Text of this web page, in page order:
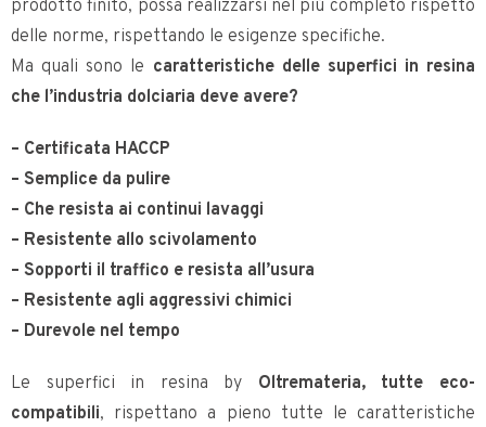
prodotto finito, possa realizzarsi nel più completo rispetto
delle norme, rispettando le esigenze specifiche.
Ma quali sono le caratteristiche delle superfici in resina
che l’industria dolciaria deve avere?
– Certificata HACCP
– Semplice da pulire
– Che resista ai continui lavaggi
– Resistente allo scivolamento
– Sopporti il traffico e resista all’usura
– Resistente agli aggressivi chimici
– Durevole nel tempo
Le superfici in resina by Oltremateria, tutte eco-
compatibili, rispettano a pieno tutte le caratteristiche